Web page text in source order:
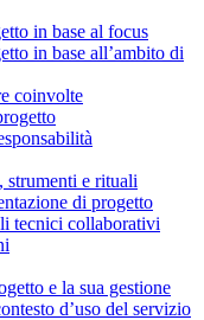
in base al focus
in base all’ambito di
coinvolte
strumenti e rituali
di progetto
tecnici collaborativi
e la sua gestione
d’uso del servizio